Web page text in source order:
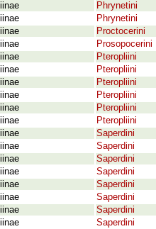
Phrynetini
Phrynetini
Proctocerini
Prosopocerini
Pteropliini
Pteropliini
Pteropliini
Pteropliini
Pteropliini
Pteropliini
Saperdini
Saperdini
Saperdini
Saperdini
Saperdini
Saperdini
Saperdini
Saperdini